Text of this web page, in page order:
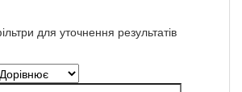
для уточнення результатів